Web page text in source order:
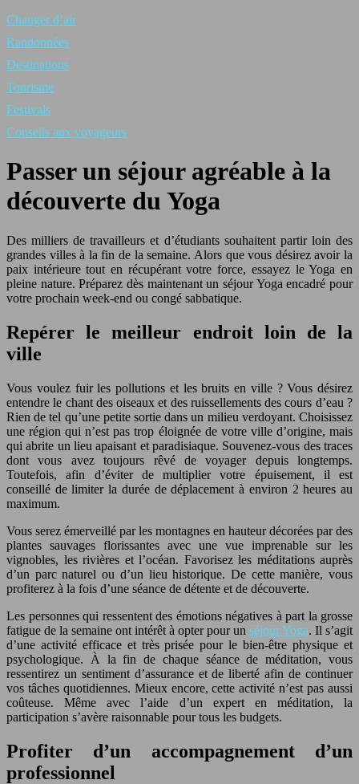
Changer d’air
Randonnées
Destinations
Tourisme
Festivals
Conseils aux voyageurs
Passer un séjour agréable à la
découverte du Yoga
Des milliers de travailleurs et d’étudiants souhaitent partir loin des
grandes villes à la fin de la semaine. Alors que vous désirez avoir la
paix intérieure tout en récupérant votre force, essayez le Yoga en
pleine nature. Préparez dès maintenant un séjour Yoga encadré pour
votre prochain week-end ou congé sabbatique.
Repérer le meilleur endroit loin de la
ville
Vous voulez fuir les pollutions et les bruits en ville ? Vous désirez
entendre le chant des oiseaux et des ruissellements des cours d’eau ?
Rien de tel qu’une petite sortie dans un milieu verdoyant. Choisissez
une région qui n’est pas trop éloignée de votre ville d’origine, mais
qui abrite un lieu apaisant et paradisiaque. Souvenez-vous des traces
dont vous avez toujours rêvé de voyager depuis longtemps.
Toutefois, afin d’éviter de multiplier votre épuisement, il est
conseillé de limiter la durée de déplacement à environ 2 heures au
maximum.
Vous serez émerveillé par les montagnes en hauteur décorées par des
plantes sauvages florissantes avec une vue imprenable sur les
vignobles, les rivières et l’océan. Favorisez les méditations auprès
d’un parc naturel ou d’un lieu historique. De cette manière, vous
profiterez à la fois d’une séance de détente et de découverte.
Les personnes qui ressentent des émotions négatives à part la grosse
fatigue de la semaine ont intérêt à opter pour un séjour Yoga. Il s’agit
d’une activité efficace et très prisée pour le bien-être physique et
psychologique. À la fin de chaque séance de méditation, vous
ressentirez un sentiment d’assurance et de liberté afin de continuer
vos tâches quotidiennes. Mieux encore, cette activité n’est pas aussi
coûteuse. Même avec l’aide d’un expert en méditation, la
participation s’avère raisonnable pour tous les budgets.
Profiter d’un accompagnement d’un
professionnel